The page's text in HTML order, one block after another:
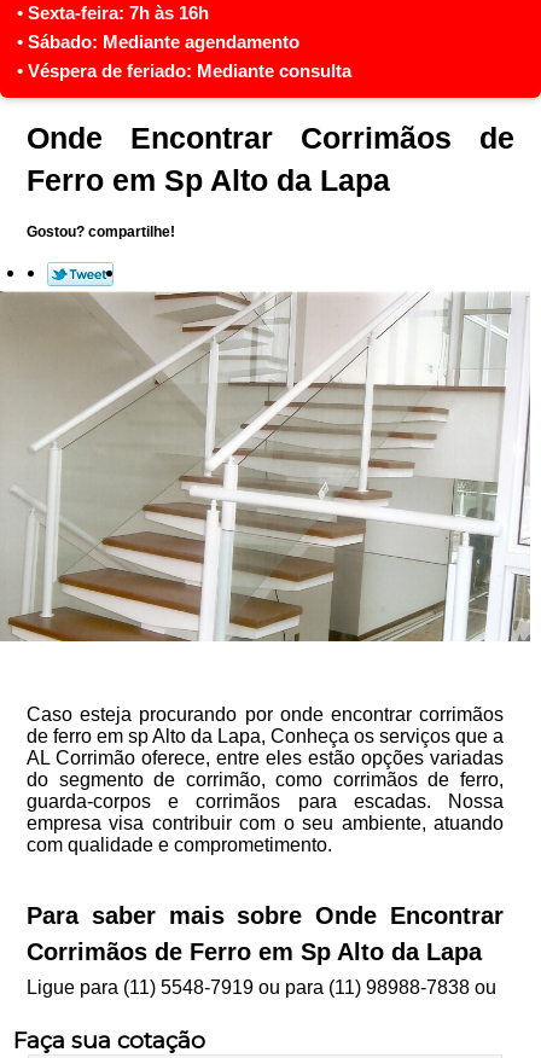
Onde Encontrar Corrimãos de
Ferro em Sp Alto da Lapa
Gostou? compartilhe!
Caso esteja procurando por onde encontrar corrimãos
de ferro em sp Alto da Lapa, Conheça os serviços que a
AL Corrimão oferece, entre eles estão opções variadas
do segmento de corrimão, como corrimãos de ferro,
guarda-corpos e corrimãos para escadas. Nossa
empresa visa contribuir com o seu ambiente, atuando
com qualidade e comprometimento.
Para saber mais sobre Onde Encontrar
Corrimãos de Ferro em Sp Alto da Lapa
Ligue para (11) 5548-7919ou para (11) 98988-7838ou
Faça sua cotação